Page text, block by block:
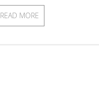
READ MORE